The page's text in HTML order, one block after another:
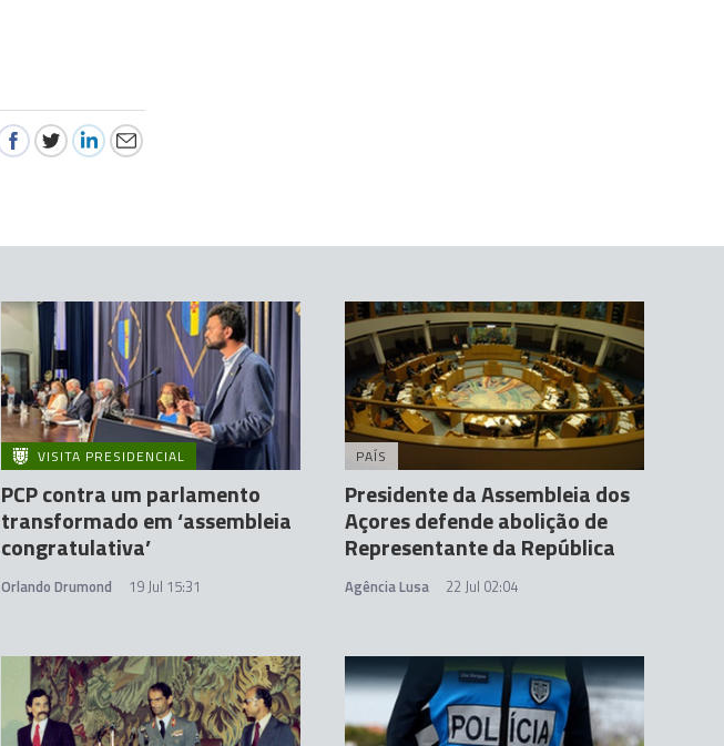
VISITA PRESIDENCIAL
PCP contra um parlamento
transformado em ‘assembleia
congratulativa’
Orlando Drumond 19 Jul 15:31
PAÍS
Presidente da Assembleia dos
Açores defende abolição de
Representante da República
Agência Lusa 22 Jul 02:04